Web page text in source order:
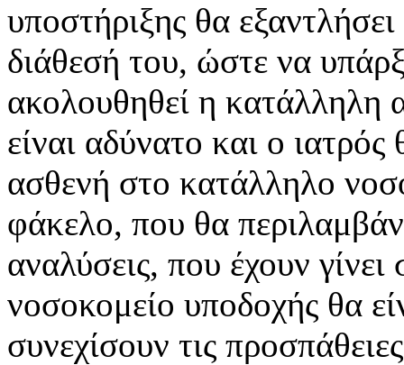
υποστήριξης θα
διάθεσή του, ώστε να
ακολουθηθεί η κατάλληλη
είναι αδύνατο και ο
ασθενή στο κατάλληλο
φάκελο, που θα
αναλύσεις, που έχουν
νοσοκομείο υποδοχής θα
συνεχίσουν τις